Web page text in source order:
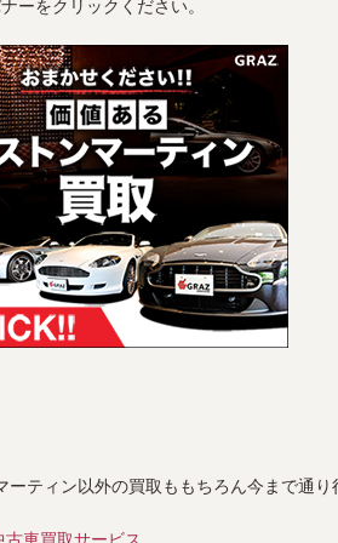
ーをクリックください。
ーティン以外の買取ももちろん今まで通り